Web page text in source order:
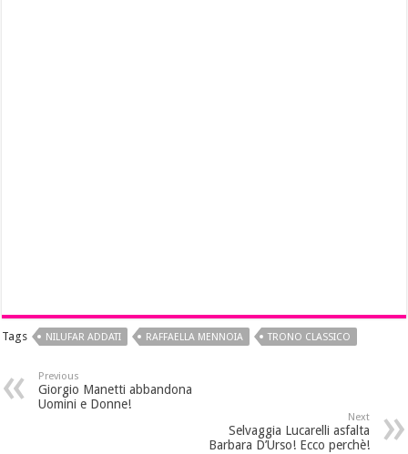
Tags NILUFAR ADDATI RAFFAELLA MENNOIA TRONO CLASSICO
Previous
Giorgio Manetti abbandona
Uomini e Donne!
Next
Selvaggia Lucarelli asfalta
Barbara D’Urso! Ecco perchè!